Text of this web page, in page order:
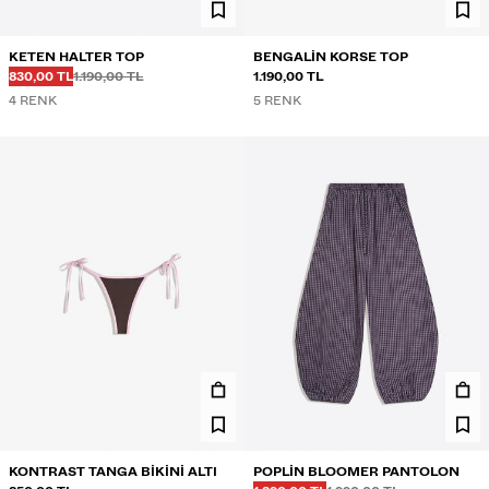
KETEN HALTER TOP
İNDIRIMLI FIYAT
830,00 TLÖnce
1.190,00 TL
Önce
4 RENK
BENGALIN KORSE TOP
1.190,00 TL
5 RENK
KONTRAST TANGA BIKINI ALTI
POPLIN BLOOMER PANTOLON